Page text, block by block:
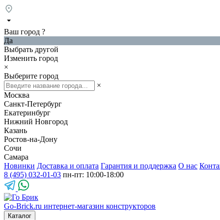
Ваш город ?
Да
Выбрать другой
Изменить город
×
Выберите город
×
Москва
Санкт-Петербург
Екатеринбург
Нижний Новгород
Казань
Ростов-на-Дону
Сочи
Самара
Новинки Доставка и оплата Гарантия и поддержка О нас
8 (495) 032-01-03 пн-пт: 10:00-18:00
Go-Brick.ru интернет-магазин конструкторов
Каталог